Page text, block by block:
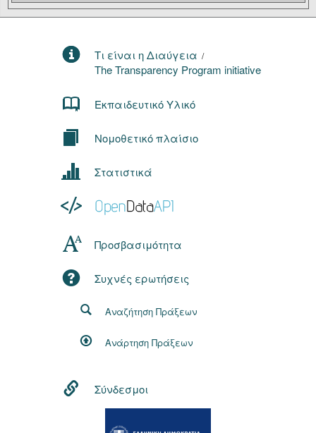
Τι είναι η Διαύγεια /
The Transparency Program initiative
Εκπαιδευτικό Υλικό
Νομοθετικό πλαίσιο
Στατιστικά
Προσβασιμότητα
Συχνές ερωτήσεις
Αναζήτηση Πράξεων
Ανάρτηση Πράξεων
Σύνδεσμοι